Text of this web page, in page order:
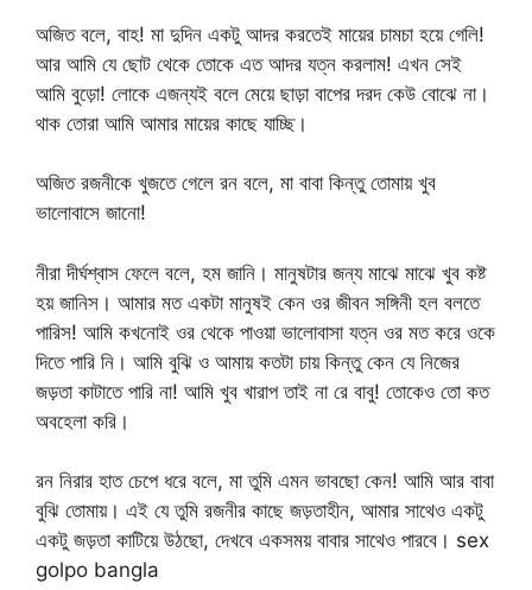
অজিত বলে, বাহ! মা দুদিন একটু আদর করতেই মায়ের চামচা হয়ে গেলি!
আর আমি যে ছোট থেকে তোকে এত আদর যত্ন করলাম! এখন সেই
আমি বুড়ো! লোকে এজন্যই বলে মেয়ে ছাড়া বাপের দরদ কেউ বোঝে না।
থাক তোরা আমি আমার মায়ের কাছে যাচ্ছি।
অজিত রজনীকে খুজতে গেলে রন বলে, মা বাবা কিন্তু তোমায় খুব
ভালোবাসে জানো!
নীরা দীর্ঘশ্বাস ফেলে বলে, হম জানি। মানুষটার জন্য মাঝে মাঝে খুব কষ্ট
হয় জানিস। আমার মত একটা মানুষই কেন ওর জীবন সঙ্গিনী হল বলতে
পারিস! আমি কখনোই ওর থেকে পাওয়া ভালোবাসা যত্ন ওর মত করে ওকে
দিতে পারি নি। আমি বুঝি ও আমায় কতটা চায় কিন্তু কেন যে নিজের
জড়তা কাটাতে পারি না! আমি খুব খারাপ তাই না রে বাবু! তোকেও তো কত
অবহেলা করি।
রন নিরার হাত চেপে ধরে বলে, মা তুমি এমন ভাবছো কেন! আমি আর বাবা
বুঝি তোমায়। এই যে তুমি রজনীর কাছে জড়তাহীন, আমার সাথেও একটু
একটু জড়তা কাটিয়ে উঠছো, দেখবে একসময় বাবার সাথেও পারবে। sex
golpo bangla